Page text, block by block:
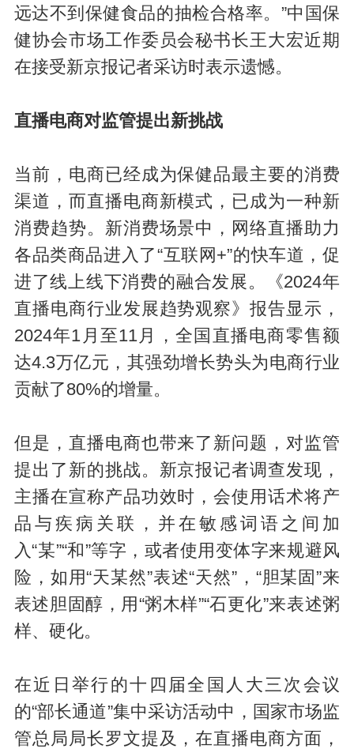
远达不到保健食品的抽检合格率。”中国保
健协会市场工作委员会秘书长王大宏近期
在接受新京报记者采访时表示遗憾。
直播电商对监管提出新挑战
当前，电商已经成为保健品最主要的消费
渠道，而直播电商新模式，已成为一种新
消费趋势。新消费场景中，网络直播助力
各品类商品进入了“互联网+”的快车道，促
进了线上线下消费的融合发展。《2024年
直播电商行业发展趋势观察》报告显示，
2024年1月至11月，全国直播电商零售额
达4.3万亿元，其强劲增长势头为电商行业
贡献了80%的增量。
但是，直播电商也带来了新问题，对监管
提出了新的挑战。新京报记者调查发现，
主播在宣称产品功效时，会使用话术将产
品与疾病关联，并在敏感词语之间加
入“某”“和”等字，或者使用变体字来规避风
险，如用“天某然”表述“天然”，“胆某固”来
表述胆固醇，用“粥木样”“石更化”来表述粥
样、硬化。
在近日举行的十四届全国人大三次会议
的“部长通道”集中采访活动中，国家市场监
管总局局长罗文提及，在直播电商方面，